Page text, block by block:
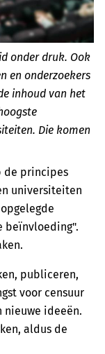
onder druk. Ook
en onderzoekers
inhoud van het
Die komen
de principes
universiteiten
beïnvloeding".
publiceren,
voor censuur
nieuwe ideeën.
aldus de